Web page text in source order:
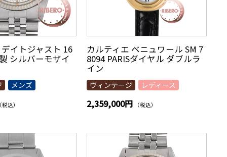
イトジャスト 16
シルバーモザイ
メンズ
税込）
カルティエ ベニュワール SM 7
8094 PARISダイヤル ダブルラ
イン
ヴィンテージ レディース
2,359,000円 （税込）